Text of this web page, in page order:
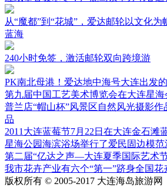
红纸墨香暖寒冬，广鹿岛镇举办书春送
从“魔都”到“花城”，爱达邮轮以文化为
蓝海
240小时免签，激活邮轮双向跨境游
PK南北母港！爱达地中海号大连出发
第九届中国工艺美术博览会在大连星
普兰店“帽山杯”风景区自然风光摄影作
品
2011大连蓝莓节7月22日在大连金石滩
星海公园海滨浴场举行了爱民固边模范
第二届“亿达之声—大连夏季国际艺术
我市花卉产业有六个“第一”跻身全国花